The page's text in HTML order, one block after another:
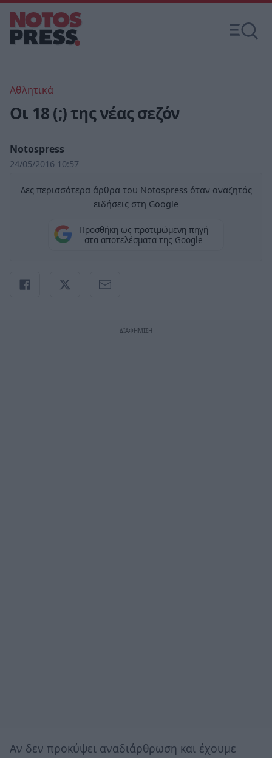
Αθλητικά
Οι 18 (;) της νέας σεζόν
Notospress
24/05/2016 10:57
Δες περισσότερα άρθρα του Notospress όταν αναζητάς
ειδήσεις στη Google
Προσθήκη ως προτιμώμενη πηγή
στα αποτελέσματα της Google
Αν δεν προκύψει αναδιάρθρωση και έχουμε